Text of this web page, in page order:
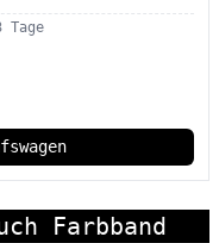
Farbband